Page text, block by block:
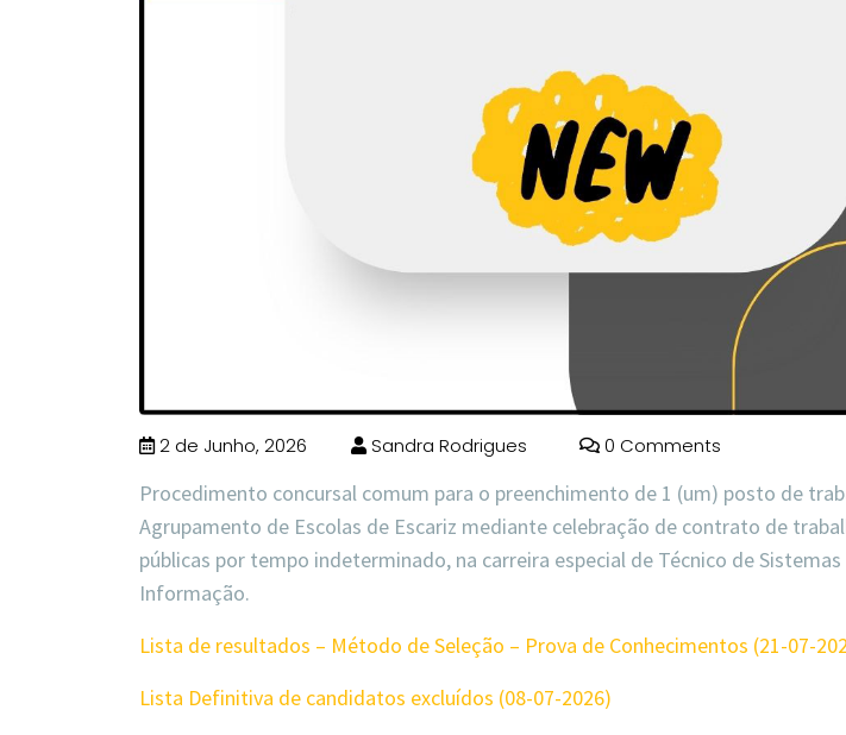
2 de Junho, 2026 Sandra Rodrigues 0 Comments
Procedimento concursal comum para o preenchimento de 1 (um) posto de
Agrupamento de Escolas de Escariz mediante celebração de contrato de
públicas por tempo indeterminado, na carreira especial de Técnico de
Informação.
Lista de resultados – Método de Seleção – Prova de Conhecimentos (21-07-
Lista Definitiva de candidatos excluídos (08-07-2026)